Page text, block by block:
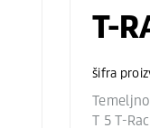
T-
šifra
T 5 T-